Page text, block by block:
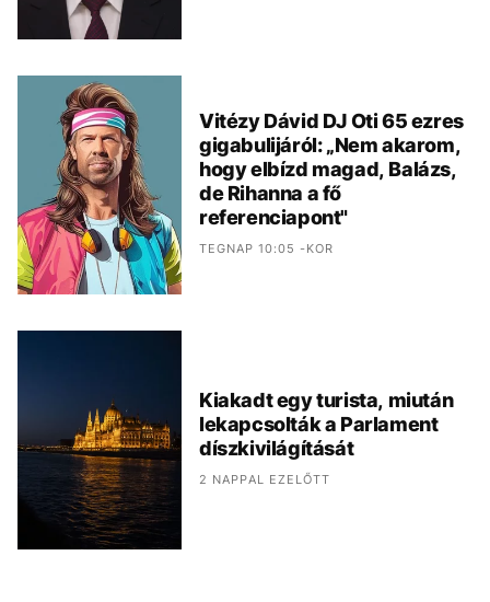
Vitézy Dávid DJ Oti 65 ezres
gigabulijáról: „Nem akarom,
hogy elbízd magad, Balázs,
de Rihanna a fő
referenciapont"
TEGNAP 10:05 -KOR
Kiakadt egy turista, miután
lekapcsolták a Parlament
díszkivilágítását
2 NAPPAL EZELŐTT